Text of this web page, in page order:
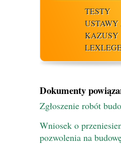
TESTY
KAZUSY
Dokumenty
Zgłoszenie robót
Wniosek o
pozwolenia na